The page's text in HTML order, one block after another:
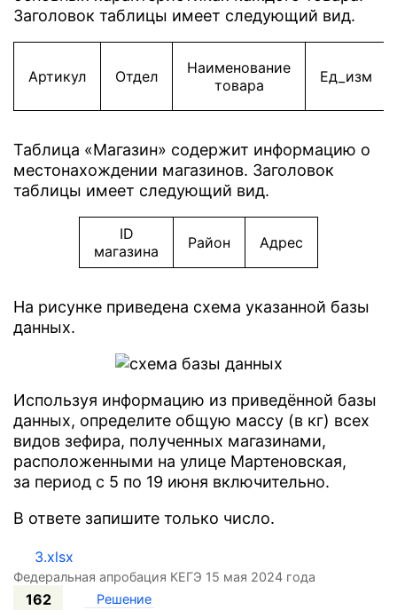
Заголовок таблицы имеет следующий вид.
Артикул Отдел
Наименование
товара
Ед_изм
Таблица «Магазин» содержит информацию о
местонахождении магазинов. Заголовок
таблицы имеет следующий вид.
ID
магазина
Район Адрес
На рисунке приведена схема указанной базы
данных.
Используя информацию из приведённой базы
данных, определите общую массу (в кг) всех
видов зефира, полученных магазинами,
расположенными на улице Мартеновская,
за период с 5 по 19 июня включительно.
В ответе запишите только число.
3.xlsx
Федеральная апробация КЕГЭ 15 мая 2024 года
162 Решение